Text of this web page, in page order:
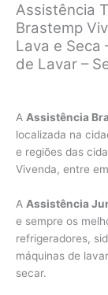
Assistência
Brastemp
Lava e Seca
de Lavar –
A Assistência
localizada na
e regiões das
Vivenda, entre
A Assistência
e sempre os
refrigeradores,
máquinas de
secar.